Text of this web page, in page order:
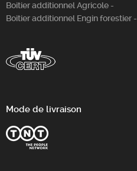
Boitier additionnel Agricole -
Boitier additionnel Engin forestier -
Mode de livraison